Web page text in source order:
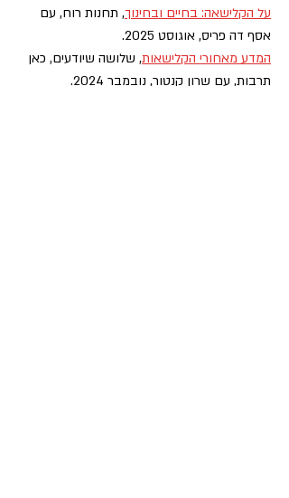
על הקלישאה: בחיים ובחינוך, תחנות רוח, עם
אסף דה פריס, אוגוסט 2025.
המדע מאחורי הקלישאות, שלושה שיודעים, כאן
תרבות, עם שרון קנטור, נובמבר 2024.